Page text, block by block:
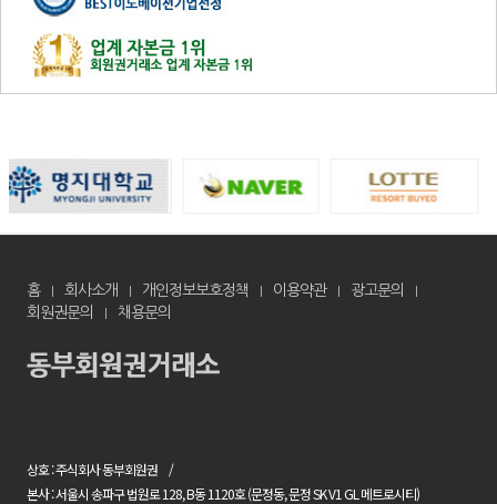
홈 회사소개 개인정보보호정책 이용약관
광고문의
회원권문의
채용문의
상호 : 주식회사 동부회원권
본사 : 서울시 송파구 법원로 128, B동 1120호 (문정동, 문정 SK V1 GL 메트로시티)